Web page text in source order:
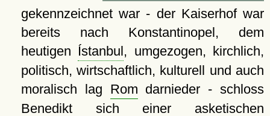
gekennzeichnet war - der Kaiserhof war
bereits nach Konstantinopel, dem
heutigen Ístanbul , umgezogen, kirchlich,
politisch, wirtschaftlich, kulturell und auch
moralisch lag Rom darnieder - schloss
Benedikt sich einer asketischen